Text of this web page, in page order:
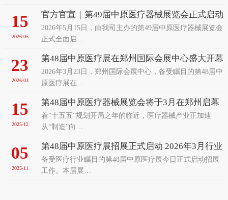
15
2026-05
官方官宣｜第49届中原医疗器械展览会正式启动
招展！9月聚力郑州赋能中部医疗发展
2026年5月15日，由我司主办的第49届中原医疗器械展览会
正式全面启…
23
2026-03
第48届中原医疗展在郑州国际会展中心盛大开幕
2026年3月23日，郑州国际会展中心，备受瞩目的第48届中
原医疗展在…
15
2025-12
第48届中原医疗器械展览会将于3月在郑州启幕
以智能变革之姿诚邀全球客商共襄盛举
着“十五五”规划开局之年的临近，医疗器械产业正加速
从“制造”向…
05
2025-11
第48届中原医疗展招展正式启动 2026年3月行业
盛会再聚郑州
备受医疗行业瞩目的第48届中原医疗展今日正式启动招展
工作。本届展…